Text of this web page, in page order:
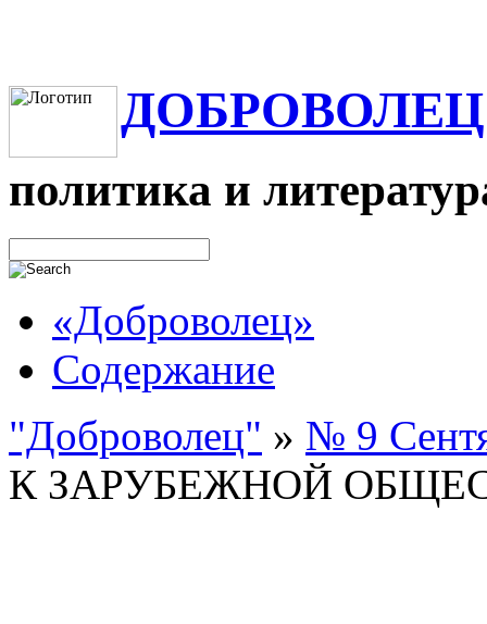
ДОБРОВОЛЕЦ
политика и
«Доброволец»
Содержание
"Доброволец" » № 9
К ЗАРУБЕЖНОЙ